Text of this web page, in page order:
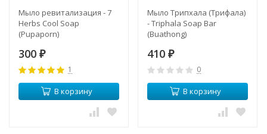
Мыло ревитализация - 7
Herbs Cool Soap
(Pupaporn)
300 ₽
1
В корзину
Мыло Трипхала (Трифала)
- Triphala Soap Bar
(Buathong)
410 ₽
0
В корзину